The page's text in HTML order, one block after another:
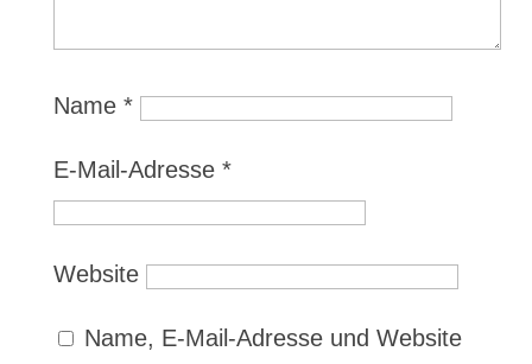
Name *
E-Mail-Adresse *
Website
Name, E-Mail-Adresse und Website